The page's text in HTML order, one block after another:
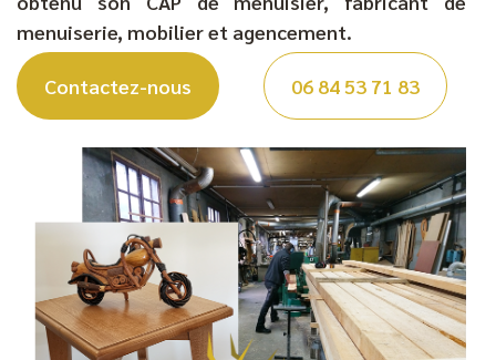
menuiserie, mobilier et agencement.
Contactez-nous 06 84 53 71 83